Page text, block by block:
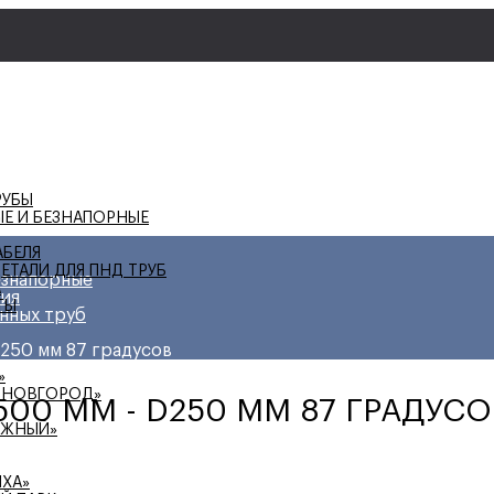
И БЕЗНАПОРНЫЕ
ДЛЯ ПНД ТРУБ
труб
мм 87 градусов
ММ - D250 ММ 87